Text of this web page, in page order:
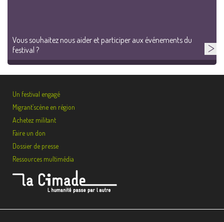
Vous souhaitez nous aider et participer aux événements du
festival ?
Un festival engagé
Migrant’scène en région
Achetez militant
Faire un don
Dossier de presse
Ressources multimédia